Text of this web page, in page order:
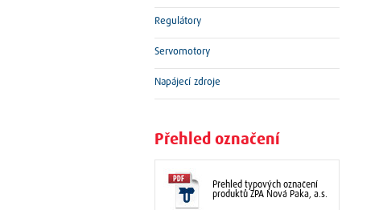
Regulátory
Servomotory
Napájecí zdroje
Přehled označení
Přehled typových označení
produktů ZPA Nová Paka, a.s.